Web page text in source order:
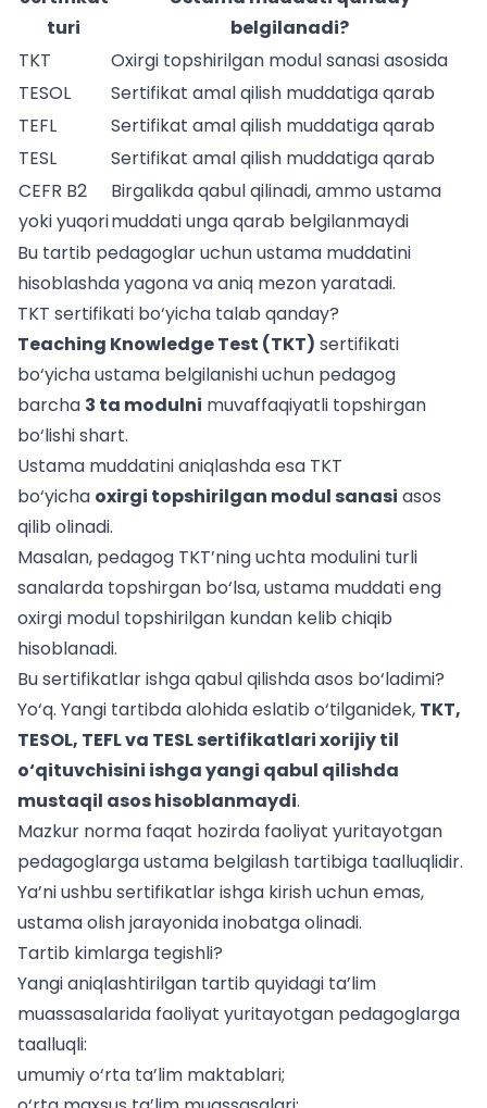
turi
belgilanadi?
TKT
Oxirgi topshirilgan modul sanasi asosida
TESOL
Sertifikat amal qilish muddatiga qarab
TEFL
Sertifikat amal qilish muddatiga qarab
TESL
Sertifikat amal qilish muddatiga qarab
CEFR B2
yoki yuqori
Birgalikda qabul qilinadi, ammo ustama
muddati unga qarab belgilanmaydi
Bu tartib pedagoglar uchun ustama muddatini
hisoblashda yagona va aniq mezon yaratadi.
TKT sertifikati bo‘yicha talab qanday?
Teaching Knowledge Test (TKT) sertifikati
bo‘yicha ustama belgilanishi uchun pedagog
barcha 3 ta modulni muvaffaqiyatli topshirgan
bo‘lishi shart.
Ustama muddatini aniqlashda esa TKT
bo‘yicha oxirgi topshirilgan modul sanasi asos
qilib olinadi.
Masalan, pedagog TKT’ning uchta modulini turli
sanalarda topshirgan bo‘lsa, ustama muddati eng
oxirgi modul topshirilgan kundan kelib chiqib
hisoblanadi.
Bu sertifikatlar ishga qabul qilishda asos bo‘ladimi?
Yo‘q. Yangi tartibda alohida eslatib o‘tilganidek, TKT,
TESOL, TEFL va TESL sertifikatlari xorijiy til
o‘qituvchisini ishga yangi qabul qilishda
mustaqil asos hisoblanmaydi.
Mazkur norma faqat hozirda faoliyat yuritayotgan
pedagoglarga ustama belgilash tartibiga taalluqlidir.
Ya’ni ushbu sertifikatlar ishga kirish uchun emas,
ustama olish jarayonida inobatga olinadi.
Tartib kimlarga tegishli?
Yangi aniqlashtirilgan tartib quyidagi ta’lim
muassasalarida faoliyat yuritayotgan pedagoglarga
taalluqli:
umumiy o‘rta ta’lim maktablari;